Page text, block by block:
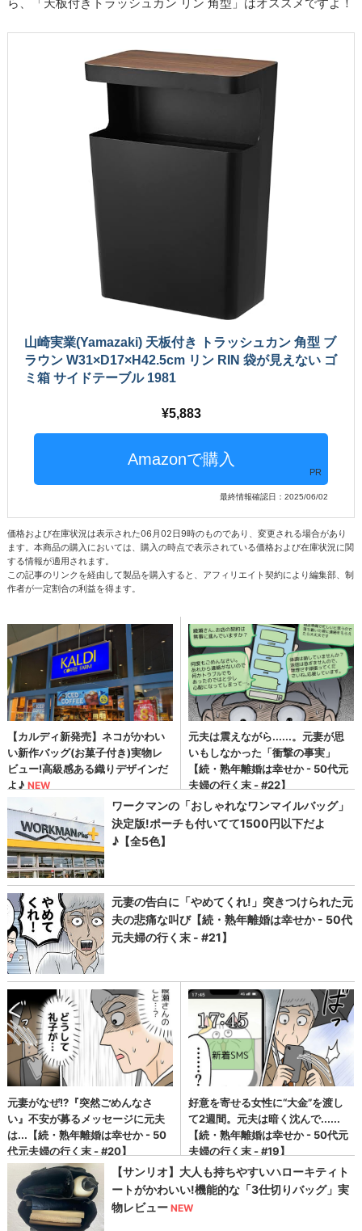
山崎実業(Yamazaki) 天板付き トラッシュカン 角型 ブ
ラウン W31×D17×H42.5cm リン RIN 袋が見えない ゴ
ミ箱 サイドテーブル 1981
5,883
PR
最終情報確認日：2025/06/02
価格および在庫状況は表示された06月02日9時のものであり、変更される場合があり
ます。本商品の購入においては、購入の時点で表示されている価格および在庫状況に関
する情報が適用されます。
この記事のリンクを経由して製品を購入すると、アフィリエイト契約により編集部、制
作者が一定割合の利益を得ます。